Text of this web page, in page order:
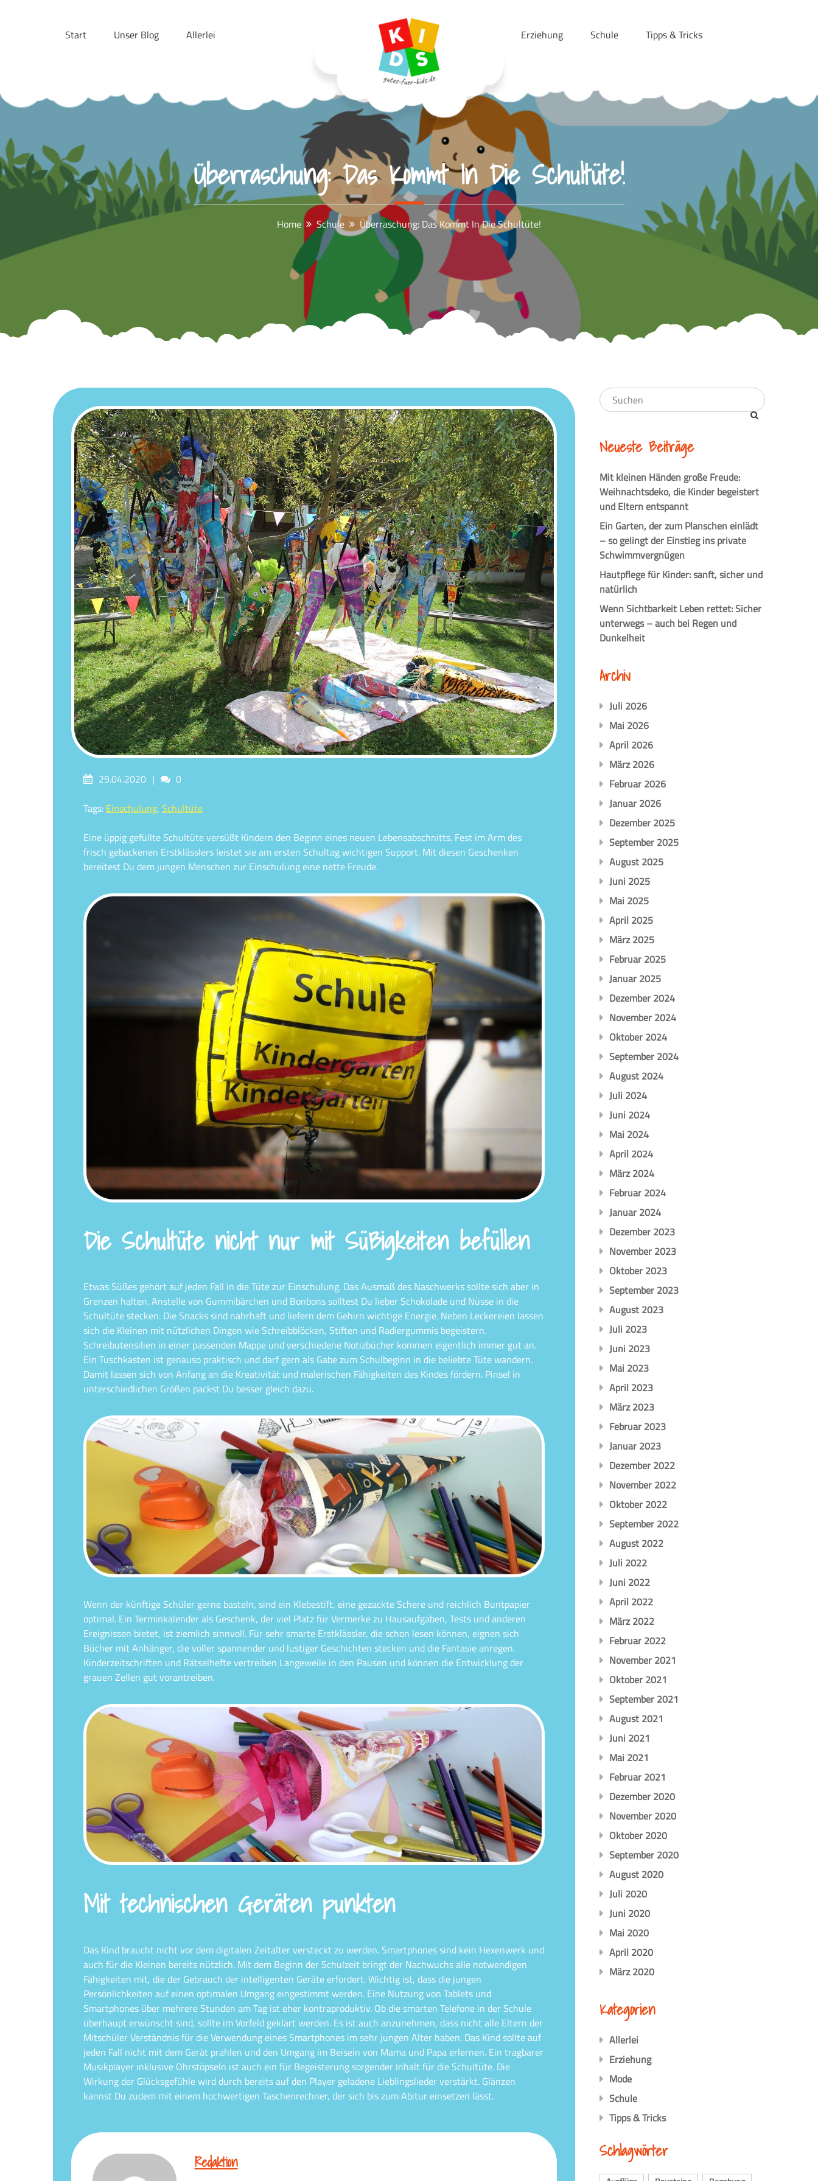
Start Unser Blog Allerlei
Gutes Für Kids
Erziehung Schule Tipps & Tricks
Überraschung: Das Kommt In Die Schultüte!
Home Schule Überraschung: Das Kommt In Die Schultüte!
Posted29.04.2020 Comments
0
Tagged
Tags: Einschulung, Schultüte
Eine üppig gefüllte Schultüte versüßt Kindern den Beginn eines neuen Lebensabschnitts. Fest im Arm des
frisch gebackenen Erstklässlers leistet sie am ersten Schultag wichtigen Support. Mit diesen Geschenken
bereitest Du dem jungen Menschen zur Einschulung eine nette Freude.
Die Schultüte nicht nur mit Süßigkeiten befüllen
Etwas Süßes gehört auf jeden Fall in die Tüte zur Einschulung. Das Ausmaß des Naschwerks sollte sich aber in
Grenzen halten. Anstelle von Gummibärchen und Bonbons solltest Du lieber Schokolade und Nüsse in die
Schultüte stecken. Die Snacks sind nahrhaft und liefern dem Gehirn wichtige Energie. Neben Leckereien lassen
sich die Kleinen mit nützlichen Dingen wie Schreibblöcken, Stiften und Radiergummis begeistern.
Schreibutensilien in einer passenden Mappe und verschiedene Notizbücher kommen eigentlich immer gut an.
Ein Tuschkasten ist genauso praktisch und darf gern als Gabe zum Schulbeginn in die beliebte Tüte wandern.
Damit lassen sich von Anfang an die Kreativität und malerischen Fähigkeiten des Kindes fördern. Pinsel in
unterschiedlichen Größen packst Du besser gleich dazu.
Wenn der künftige Schüler gerne basteln, sind ein Klebestift, eine gezackte Schere und reichlich Buntpapier
optimal. Ein Terminkalender als Geschenk, der viel Platz für Vermerke zu Hausaufgaben, Tests und anderen
Ereignissen bietet, ist ziemlich sinnvoll. Für sehr smarte Erstklässler, die schon lesen können, eignen sich
Bücher mit Anhänger, die voller spannender und lustiger Geschichten stecken und die Fantasie anregen.
Kinderzeitschriften und Rätselhefte vertreiben Langeweile in den Pausen und können die Entwicklung der
grauen Zellen gut vorantreiben.
Mit technischen Geräten punkten
Das Kind braucht nicht vor dem digitalen Zeitalter versteckt zu werden. Smartphones sind kein Hexenwerk und
auch für die Kleinen bereits nützlich. Mit dem Beginn der Schulzeit bringt der Nachwuchs alle notwendigen
Fähigkeiten mit, die der Gebrauch der intelligenten Geräte erfordert. Wichtig ist, dass die jungen
Persönlichkeiten auf einen optimalen Umgang eingestimmt werden. Eine Nutzung von Tablets und
Smartphones über mehrere Stunden am Tag ist eher kontraproduktiv. Ob die smarten Telefone in der Schule
überhaupt erwünscht sind, sollte im Vorfeld geklärt werden. Es ist auch anzunehmen, dass nicht alle Eltern der
Mitschüler Verständnis für die Verwendung eines Smartphones im sehr jungen Alter haben. Das Kind sollte auf
jeden Fall nicht mit dem Gerät prahlen und den Umgang im Beisein von Mama und Papa erlernen. Ein tragbarer
Musikplayer inklusive Ohrstöpseln ist auch ein für Begeisterung sorgender Inhalt für die Schultüte. Die
Wirkung der Glücksgefühle wird durch bereits auf den Player geladene Lieblingslieder verstärkt. Glänzen
kannst Du zudem mit einem hochwertigen Taschenrechner, der sich bis zum Abitur einsetzen lässt.
Redaktion
Neueste Beiträge
Mit kleinen Händen große Freude:
Weihnachtsdeko, die Kinder begeistert
und Eltern entspannt
Ein Garten, der zum Planschen einlädt
– so gelingt der Einstieg ins private
Schwimmvergnügen
Hautpflege für Kinder: sanft, sicher und
natürlich
Wenn Sichtbarkeit Leben rettet: Sicher
unterwegs – auch bei Regen und
Dunkelheit
Archiv
Juli 2026
Mai 2026
April 2026
März 2026
Februar 2026
Januar 2026
Dezember 2025
September 2025
August 2025
Juni 2025
Mai 2025
April 2025
März 2025
Februar 2025
Januar 2025
Dezember 2024
November 2024
Oktober 2024
September 2024
August 2024
Juli 2024
Juni 2024
Mai 2024
April 2024
März 2024
Februar 2024
Januar 2024
Dezember 2023
November 2023
Oktober 2023
September 2023
August 2023
Juli 2023
Juni 2023
Mai 2023
April 2023
März 2023
Februar 2023
Januar 2023
Dezember 2022
November 2022
Oktober 2022
September 2022
August 2022
Juli 2022
Juni 2022
April 2022
März 2022
Februar 2022
November 2021
Oktober 2021
September 2021
August 2021
Juni 2021
Mai 2021
Februar 2021
Dezember 2020
November 2020
Oktober 2020
September 2020
August 2020
Juli 2020
Juni 2020
Mai 2020
April 2020
März 2020
Kategorien
Allerlei
Erziehung
Mode
Schule
Tipps & Tricks
Schlagwörter